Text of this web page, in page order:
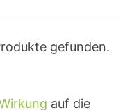
gefunden.
auf die